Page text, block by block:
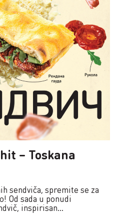
– Toskana
sendviča, spremite se za
Od sada u ponudi
inspirisan...